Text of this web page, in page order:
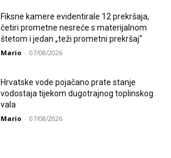
Fiksne kamere evidentirale 12 prekršaja,
četiri prometne nesreće s materijalnom
štetom i jedan „teži prometni prekršaj“
Mario - 07/08/2026
Hrvatske vode pojačano prate stanje
vodostaja tijekom dugotrajnog toplinskog
vala
Mario - 07/08/2026